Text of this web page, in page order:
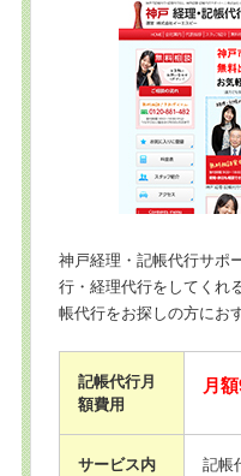
神戸経理・記帳代行サポ
行・経理代行をしてくれ
帳代行をお探しの方にお
記帳代行月
額費用
月
サービス内
記帳